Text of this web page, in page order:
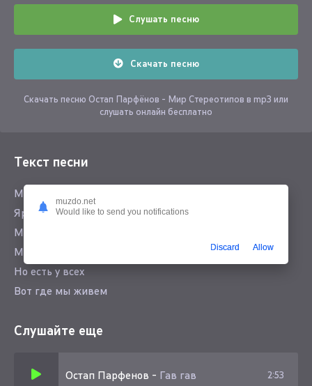
Слушать песню
Скачать песню
Скачать песню Остап Парфёнов - Мир Стереотипов в mp3 или
слушать онлайн бесплатно
Текст песни
Мир стереотипов
Ярлыков
Мир где каждый знает кто есть (кто)
Мир где правда разная
Но есть у всех
Вот где мы живем
Слушайте еще
Остап Парфенов - Гав гав 2:53
muzdo.net
Would like to send you notifications
Discard Allow